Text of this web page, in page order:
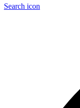
Search icon